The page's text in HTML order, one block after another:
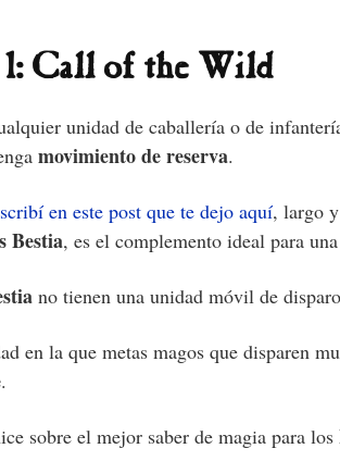
Call of the Wild
unidad de caballería o de
movimiento de reserva.
en este post que te dejo aquí, largo
Bestia, es el complemento ideal para
no tienen una unidad móvil de
en la que metas magos que disparen
.
sobre el mejor saber de magia para los